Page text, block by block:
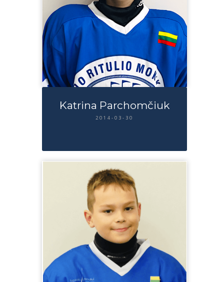
Katrina Parchomčiuk
2014-03-30